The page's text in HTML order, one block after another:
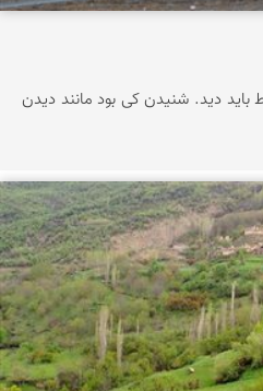
دید. شنیدن کی بود مانند دیدن